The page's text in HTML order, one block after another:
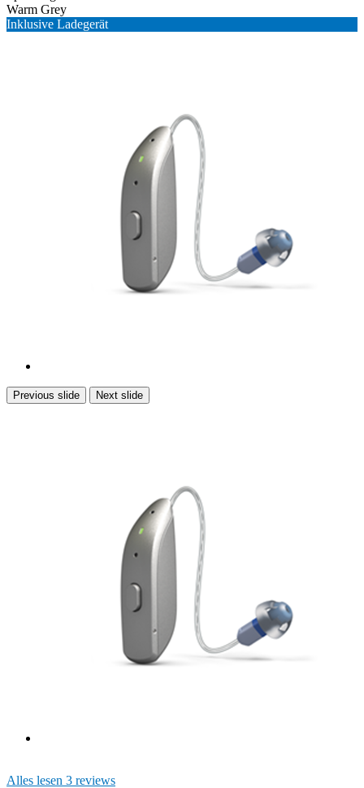
Warm Grey
Inklusive Ladegerät
Previous slide Next slide
Alles lesen 3 reviews